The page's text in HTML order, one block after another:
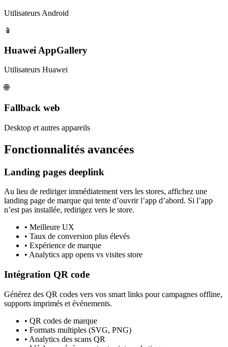
Utilisateurs Android
📱
Huawei AppGallery
Utilisateurs Huawei
🌐
Fallback web
Desktop et autres appareils
Fonctionnalités avancées
Landing pages deeplink
Au lieu de rediriger immédiatement vers les stores, affichez une
landing page de marque qui tente d’ouvrir l’app d’abord. Si l’app
n’est pas installée, redirigez vers le store.
• Meilleure UX
• Taux de conversion plus élevés
• Expérience de marque
• Analytics app opens vs visites store
Intégration QR code
Générez des QR codes vers vos smart links pour campagnes offline,
supports imprimés et événements.
• QR codes de marque
• Formats multiples (SVG, PNG)
• Analytics des scans QR